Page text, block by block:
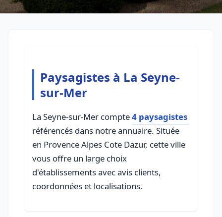
Paysagistes à La Seyne-
sur-Mer
La Seyne-sur-Mer compte4 paysagistes
référencés dans notre annuaire. Située
en Provence Alpes Cote Dazur, cette ville
vous offre un large choix
d'établissements avec avis clients,
coordonnées et localisations.